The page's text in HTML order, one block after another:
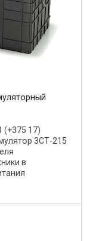
(+375 17)
3СТ-215
в
с ...